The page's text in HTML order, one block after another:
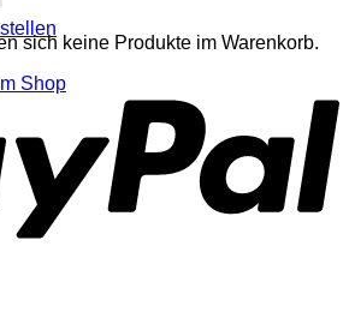
sich keine Produkte im Warenkorb.
Shop